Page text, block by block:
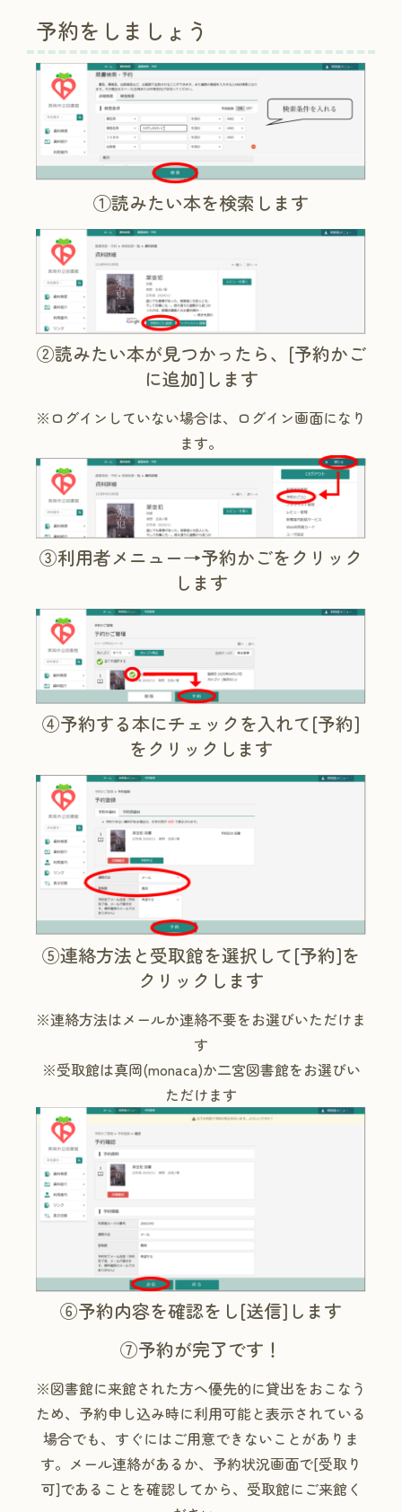
予約をしましょう
①読みたい本を検索します
②読みたい本が見つかったら、[予約かご
に追加]します
※ログインしていない場合は、ログイン画面になり
ます。
③利用者メニュー→予約かごをクリック
します
④予約する本にチェックを入れて[予約]
をクリックします
⑤連絡方法と受取館を選択して[予約]を
クリックします
※連絡方法はメールか連絡不要をお選びいただけま
す
※受取館は真岡(monaca)か二宮図書館をお選びい
ただけます
⑥予約内容を確認をし[送信]します
⑦予約が完了です！
※図書館に来館された方へ優先的に貸出をおこなう
ため、予約申し込み時に利用可能と表示されている
場合でも、すぐにはご用意できないことがありま
す。メール連絡があるか、予約状況画面で[受取り
可]であることを確認してから、受取館にご来館く